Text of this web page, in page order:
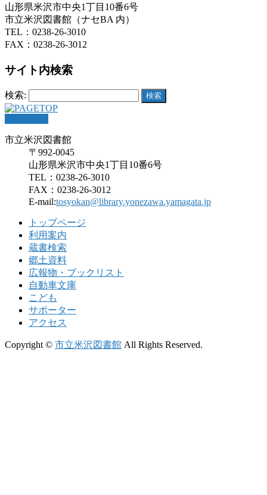
山形県米沢市中央1丁目10番6号
市立米沢図書館（ナセBA 内）
TEL：0238-26-3010
FAX：0238-26-3012
サイト内検索
検索:
市立米沢図書館
〒992-0045
山形県米沢市中央1丁目10番6号
TEL：0238-26-3010
FAX：0238-26-3012
E-mail:tosyokan@library.yonezawa.yamagata.jp
トップページ
利用案内
蔵書検索
郷土資料
広報物・ブックリスト
自動車文庫
こども
サポーター
アクセス
Copyright © 市立米沢図書館 All Rights Reserved.